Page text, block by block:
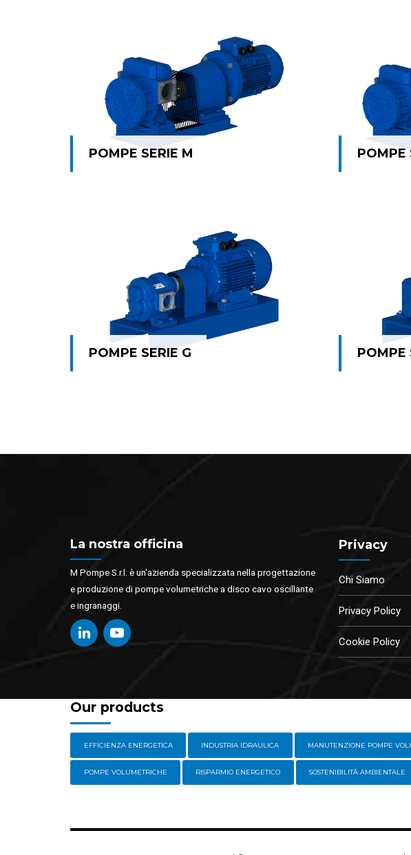
POMPE SERIE M
POMPE SERIE M POMPE
POMPE SERIE G
POMPE SERIE G POMPE
La nostra officina
M Pompe S.r.l. è un’azienda specializzata nella progettazione
e produzione di pompe volumetriche a disco cavo oscillante
e ingranaggi.
Privacy
Chi Siamo
Privacy Policy
Cookie Policy
Our products
EFFICIENZA ENERGETICA INDUSTRIA IDRAULICA MANUTENZIONE POMPE
POMPE VOLUMETRICHE RISPARMIO ENERGETICO SOSTENIBILITÀ AMBIENTALE